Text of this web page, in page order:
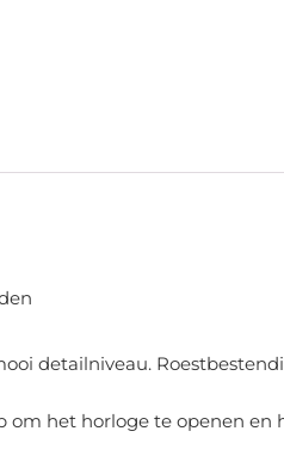
detailniveau.
om het horloge te openen en